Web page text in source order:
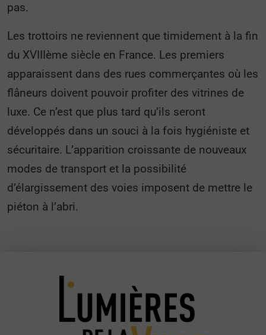
pas.
Les trottoirs ne reviennent que timidement à la fin
du XVIIIème siècle en France. Les premiers
apparaissent dans des rues commerçantes où les
flâneurs doivent pouvoir profiter des vitrines de
luxe. Ce n’est que plus tard qu’ils seront
développés dans un souci à la fois hygiéniste et
sécuritaire. L’apparition croissante de nouveaux
modes de transport et la possibilité
d’élargissement des voies imposent de mettre le
piéton à l’abri.